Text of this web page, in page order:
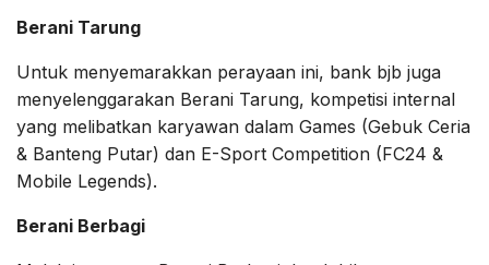
Berani Tarung
Untuk menyemarakkan perayaan ini, bank bjb juga
menyelenggarakan Berani Tarung, kompetisi internal
yang melibatkan karyawan dalam Games (Gebuk Ceria
& Banteng Putar) dan E-Sport Competition (FC24 &
Mobile Legends).
Berani Berbagi